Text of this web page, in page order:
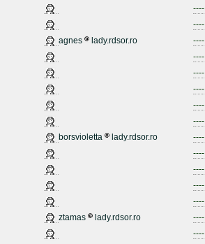
----
----
agnes lady.rdsor.ro ----
----
----
----
----
----
borsvioletta lady.rdsor.ro ----
----
----
----
----
ztamas lady.rdsor.ro ----
----